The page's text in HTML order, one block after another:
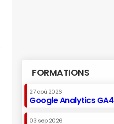
FORMATIONS
27 aoû 2026
Google Analytics GA4
03 sep 2026